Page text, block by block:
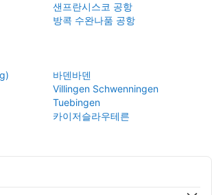
샌프란시스코 공항
방콕 수완나품 공항
바덴바덴
Villingen Schwenningen
Tuebingen
카이저슬라우테른